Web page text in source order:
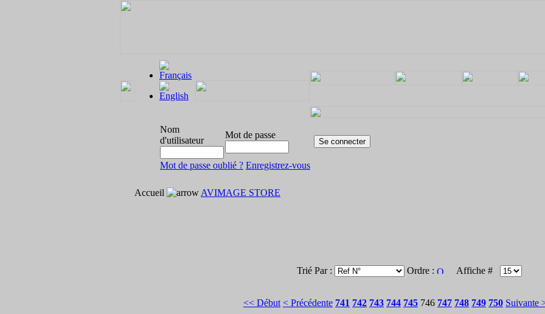
Nom
d'utilisateur
Mot de passe
Mot de passe oublié ? Enregistrez-vous
Accueil AVIMAGE STORE
Trié Par : Ordre : Affiche #
<< Début < Précédente 741 742 743 744 745 746 747 748 749 750 Suivante